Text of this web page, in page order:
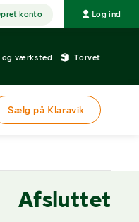
konto Log ind
og værksted Torvet
Sælg på Klaravik
Afsluttet